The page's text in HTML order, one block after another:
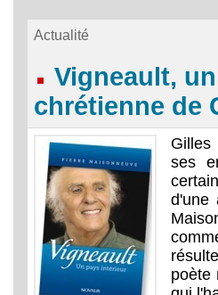
Actualité
Vigneault,
chrétienne de
Gilles
ses
d'une
poète